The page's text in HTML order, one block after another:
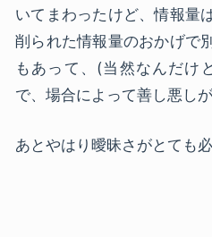
いてまわったけど、情報量
削られた情報量のおかげで
もあって、(当然なんだけ
で、場合によって善し悪し
あとやはり曖昧さがとても